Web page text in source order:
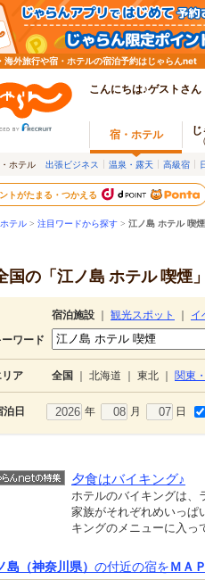
海外旅行や宿・ホテルの宿泊予約はじゃらんnet
こんにちは♪ゲストさん
宿・ホテル
ホテル 出張ビジネス 温泉・露天 高級宿
トがたまる・つかえる
テル > 注目ワードから探す > 江ノ島 ホテル 喫煙
国の「江ノ島 ホテル 喫煙
宿泊施設 観光スポット
イ
ーワード
リア 全国 北海道 東北 関東
泊日 年 月 日
夕食はバイキング♪
ホテルのバイキングは、
家族がそれぞれめいっぱ
キングのメニューに入っ
島（神奈川県） の付近の宿をＭＡＰ